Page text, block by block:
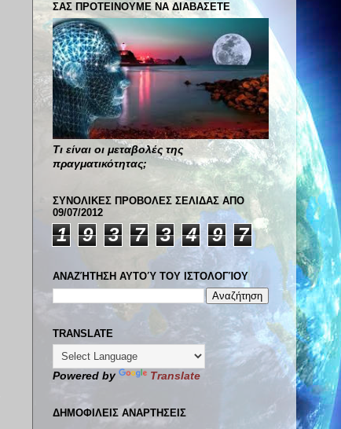
ΣΑΣ ΠΡΟΤΕΙΝΟΥΜΕ ΝΑ ΔΙΑΒΑΣΕΤΕ
Τι είναι οι μεταβολές της
πραγματικότητας;
ΣΥΝΟΛΙΚΕΣ ΠΡΟΒΟΛΕΣ ΣΕΛΙΔΑΣ ΑΠΟ
09/07/2012
1 9 3 7 3 4 9 7
ΑΝΑΖΉΤΗΣΗ ΑΥΤΟΎ ΤΟΥ ΙΣΤΟΛΟΓΊΟΥ
TRANSLATE
Powered by Translate
ΔΗΜΟΦΙΛΕΙΣ ΑΝΑΡΤΗΣΕΙΣ